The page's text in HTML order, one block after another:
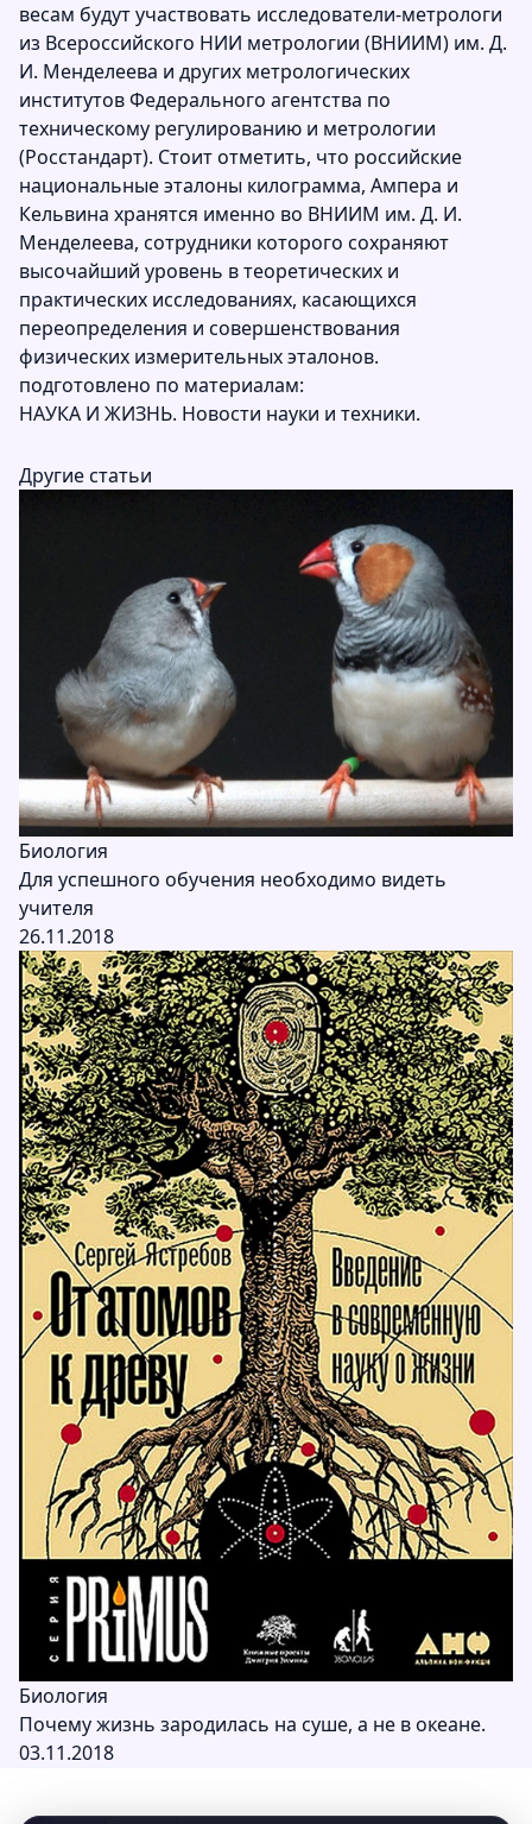
весам будут участвовать исследователи-метрологи
из Всероссийского НИИ метрологии (ВНИИМ) им. Д.
И. Менделеева и других метрологических
институтов Федерального агентства по
техническому регулированию и метрологии
(Росстандарт). Стоит отметить, что российские
национальные эталоны килограмма, Ампера и
Кельвина хранятся именно во ВНИИМ им. Д. И.
Менделеева, сотрудники которого сохраняют
высочайший уровень в теоретических и
практических исследованиях, касающихся
переопределения и совершенствования
физических измерительных эталонов.
подготовлено по материалам:
НАУКА И ЖИЗНЬ. Новости науки и техники.
Другие статьи
Биология
Для успешного обучения необходимо видеть
учителя
26.11.2018
Биология
Почему жизнь зародилась на суше, а не в океане.
03.11.2018